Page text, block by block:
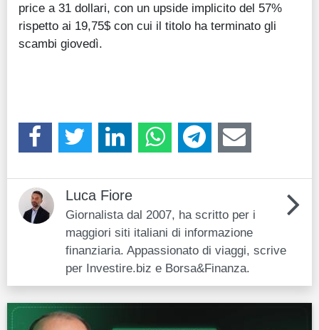
price a 31 dollari, con un upside implicito del 57%
rispetto ai 19,75$ con cui il titolo ha terminato gli
scambi giovedì.
Luca Fiore
Giornalista dal 2007, ha scritto per i
maggiori siti italiani di informazione
finanziaria. Appassionato di viaggi, scrive
per Investire.biz e Borsa&Finanza.